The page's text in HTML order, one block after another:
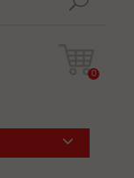
0